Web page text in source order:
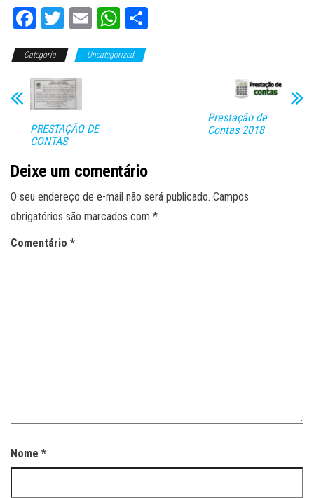
Fa
ce
bo
ok
T
wi
tt
er
E
m
ail
W
ha
ts
Categoria Uncategorized
PRESTAÇÃO DE
CONTAS
Prestação de
Contas 2018
Deixe um comentário
O seu endereço de e-mail não será publicado. Campos
obrigatórios são marcados com *
Comentário *
Nome *